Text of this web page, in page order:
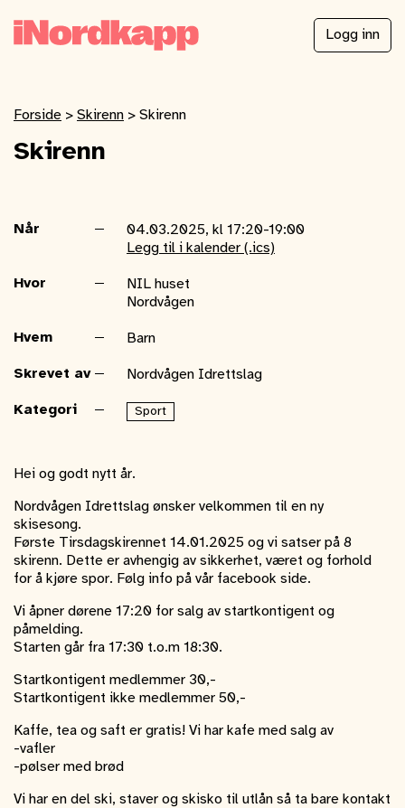
Logg inn
Forside > Skirenn > Skirenn
Skirenn
Når
04.03.2025, kl 17:20-19:00
Legg til i kalender (.ics)
Hvor
NIL huset
Nordvågen
Hvem Barn
Skrevet av Nordvågen Idrettslag
Kategori Sport
Hei og godt nytt år.
Nordvågen Idrettslag ønsker velkommen til en ny
skisesong.
Første Tirsdagskirennet 14.01.2025 og vi satser på 8
skirenn. Dette er avhengig av sikkerhet, været og forhold
for å kjøre spor. Følg info på vår facebook side.
Vi åpner dørene 17:20 for salg av startkontigent og
påmelding.
Starten går fra 17:30 t.o.m 18:30.
Startkontigent medlemmer 30,-
Startkontigent ikke medlemmer 50,-
Kaffe, tea og saft er gratis! Vi har kafe med salg av
-vafler
-pølser med brød
Vi har en del ski, staver og skisko til utlån så ta bare kontakt